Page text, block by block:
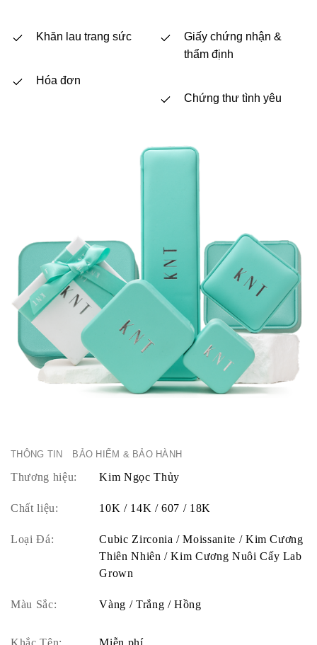
Khăn lau trang sức
Hóa đơn
Giấy chứng nhận &
thẩm định
Chứng thư tình yêu
THÔNG TIN BẢO HIỂM & BẢO HÀNH
Thương hiệu: Kim Ngọc Thủy
Chất liệu: 10K / 14K / 607 / 18K
Loại Đá:
Cubic Zirconia / Moissanite / Kim Cương
Thiên Nhiên / Kim Cương Nuôi Cấy Lab
Grown
Màu Sắc: Vàng / Trắng / Hồng
Khắc Tên: Miễn phí